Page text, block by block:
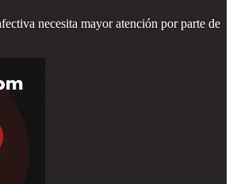
necesita mayor atención por parte de